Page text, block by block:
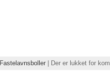
Fastelavnsboller| Der er lukket for